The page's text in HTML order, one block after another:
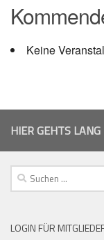
Keine
HIER GEHTS LANG
Suchen
nach:
LOGIN FÜR